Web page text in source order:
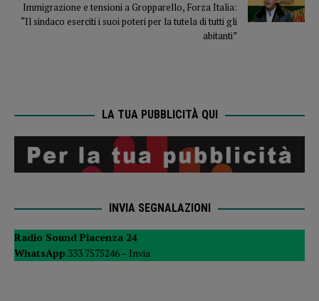
Immigrazione e tensioni a Gropparello, Forza Italia:
“Il sindaco eserciti i suoi poteri per la tutela di tutti gli
abitanti”
LA TUA PUBBLICITÀ QUI
INVIA SEGNALAZIONI
Radio Sound Piacenza 24
WhatsApp 333 7575246 – Invia